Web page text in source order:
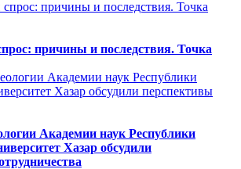
причины и последствия. Точка
Академии наук Республики
Хазар обсудили